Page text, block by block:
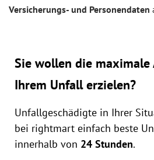
Versicherungs- und Personendaten
Sie wollen die maximale
Ihrem Unfall erzielen?
Unfallgeschädigte in Ihrer
bei rightmart einfach beste
innerhalb von 24 Stunden.